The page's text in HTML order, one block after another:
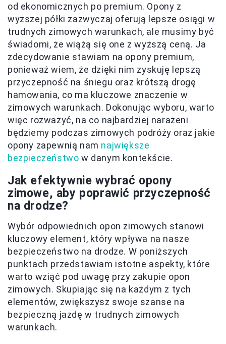
od ekonomicznych po premium. Opony z
wyższej półki zazwyczaj oferują lepsze osiągi w
trudnych zimowych warunkach, ale musimy być
świadomi, że wiążą się one z wyższą ceną. Ja
zdecydowanie stawiam na opony premium,
ponieważ wiem, że dzięki nim zyskuję lepszą
przyczepność na śniegu oraz krótszą drogę
hamowania, co ma kluczowe znaczenie w
zimowych warunkach. Dokonując wyboru, warto
więc rozważyć, na co najbardziej narażeni
będziemy podczas zimowych podróży oraz jakie
opony zapewnią nam największe
bezpieczeństwo w danym kontekście.
Jak efektywnie wybrać opony
zimowe, aby poprawić przyczepność
na drodze?
Wybór odpowiednich opon zimowych stanowi
kluczowy element, który wpływa na nasze
bezpieczeństwo na drodze. W poniższych
punktach przedstawiam istotne aspekty, które
warto wziąć pod uwagę przy zakupie opon
zimowych. Skupiając się na każdym z tych
elementów, zwiększysz swoje szanse na
bezpieczną jazdę w trudnych zimowych
warunkach.